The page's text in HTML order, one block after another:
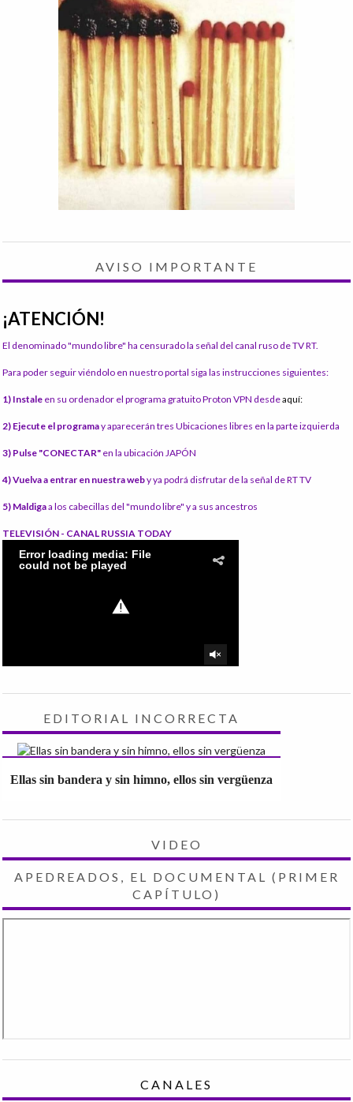
AVISO IMPORTANTE
¡ATENCIÓN!
El denominado "mundo libre" ha censurado la señal del canal ruso de TV RT.
Para poder seguir viéndolo en nuestro portal siga las instrucciones siguientes:
1) Instale en su ordenador el programa gratuito Proton VPN desdeaquí:
2) Ejecute el programay aparecerán tres Ubicaciones libres en la parte izquierda
3) Pulse "CONECTAR" en la ubicación JAPÓN
4) Vuelva a entrar en nuestra weby ya podrá disfrutar de la señal de RT TV
5) Maldigaa los cabecillas del "mundo libre" y a sus ancestros
TELEVISIÓN - CANAL RUSSIA TODAY
EDITORIAL INCORRECTA
Ellas sin bandera y sin himno, ellos sin vergüenza
VIDEO
APEDREADOS, EL DOCUMENTAL (PRIMER
CAPÍTULO)
CANALES